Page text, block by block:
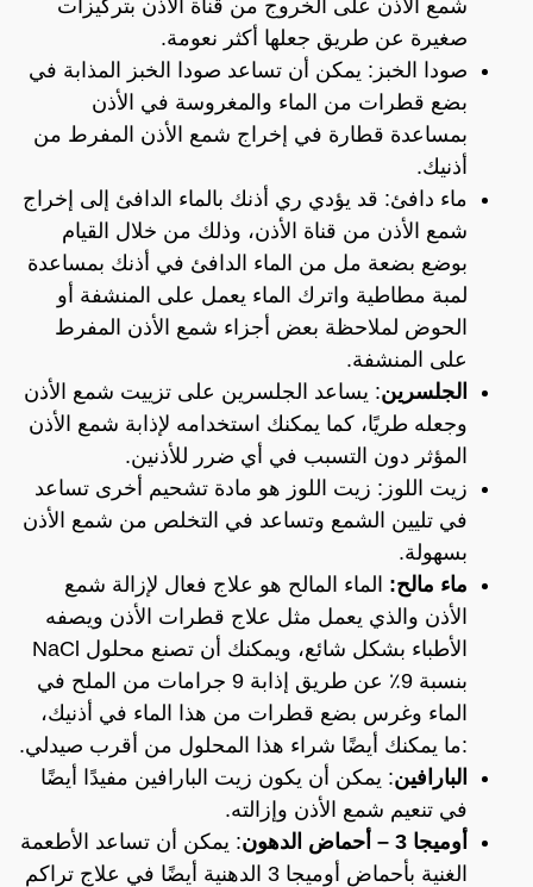
شمع الأذن على الخروج من قناة الأذن بتركيزات
صغيرة عن طريق جعلها أكثر نعومة.
صودا الخبز: يمكن أن تساعد صودا الخبز المذابة في
بضع قطرات من الماء والمغروسة في الأذن
بمساعدة قطارة في إخراج شمع الأذن المفرط من
أذنيك.
ماء دافئ: قد يؤدي ري أذنك بالماء الدافئ إلى إخراج
شمع الأذن من قناة الأذن، وذلك من خلال القيام
بوضع بضعة مل من الماء الدافئ في أذنك بمساعدة
لمبة مطاطية واترك الماء يعمل على المنشفة أو
الحوض لملاحظة بعض أجزاء شمع الأذن المفرط
على المنشفة.
الجلسرين: يساعد الجلسرين على تزييت شمع الأذن
وجعله طريًا، كما يمكنك استخدامه لإذابة شمع الأذن
المؤثر دون التسبب في أي ضرر للأذنين.
زيت اللوز: زيت اللوز هو مادة تشحيم أخرى تساعد
في تليين الشمع وتساعد في التخلص من شمع الأذن
بسهولة.
ماء مالح: الماء المالح هو علاج فعال لإزالة شمع
الأذن والذي يعمل مثل علاج قطرات الأذن ويصفه
الأطباء بشكل شائع، ويمكنك أن تصنع محلول NaCl
بنسبة 9٪ عن طريق إذابة 9 جرامات من الملح في
الماء وغرس بضع قطرات من هذا الماء في أذنيك،
:ما يمكنك أيضًا شراء هذا المحلول من أقرب صيدلي.
البارافين: يمكن أن يكون زيت البارافين مفيدًا أيضًا
في تنعيم شمع الأذن وإزالته.
أوميجا 3 – أحماض الدهون
: يمكن أن تساعد الأطعمة
الغنية بأحماض أوميجا 3 الدهنية أيضًا في علاج تراكم